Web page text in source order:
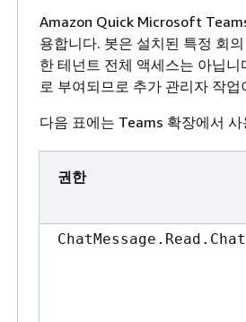
Amazon Quick Microsoft
용합니다. 봇은 설치된 특정 회
한 테넌트 전체 액세스는 아닙
로 부여되므로 추가 관리자 작
다음 표에는 Teams 확장에서
권한
ChatMessage.Read.Chat